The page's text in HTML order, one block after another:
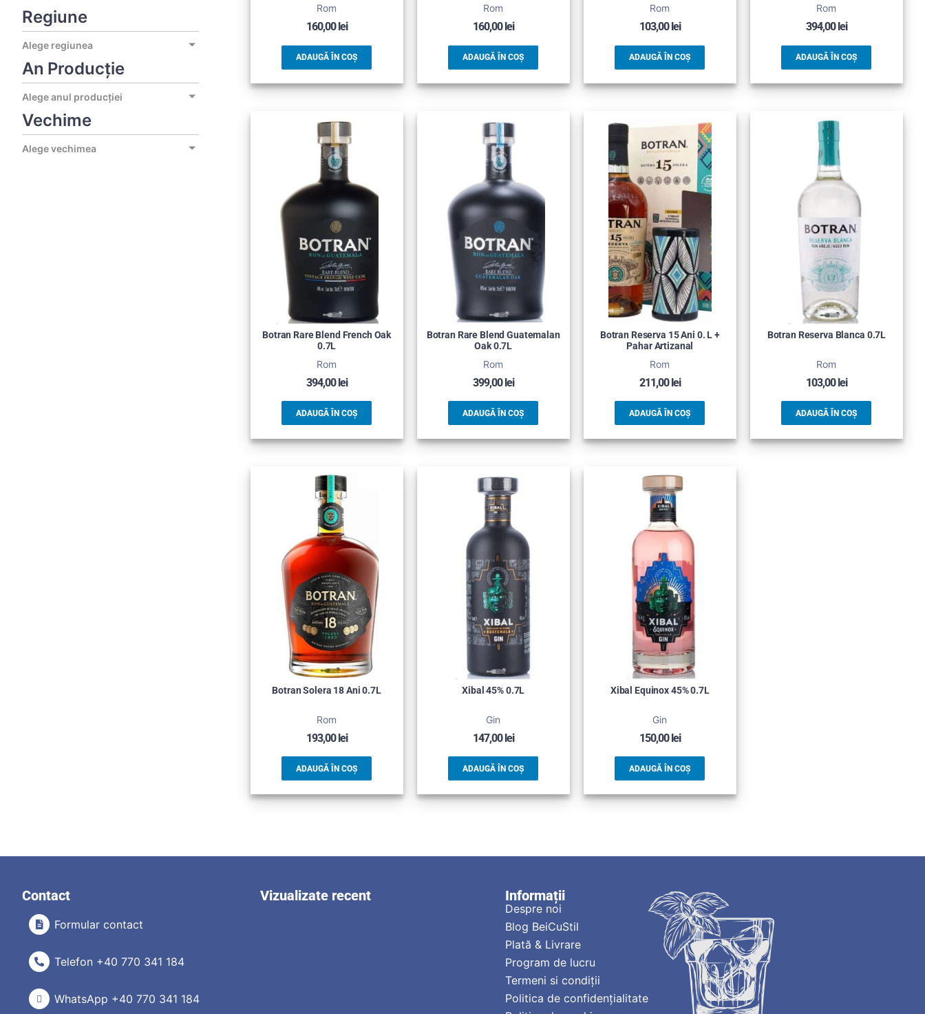
Regiune
Alege regiunea
An Producție
Alege anul producției
Vechime
Alege vechimea
Rom
160,00 lei
ADAUGĂ ÎN COȘ
Rom
160,00 lei
ADAUGĂ ÎN COȘ
Rom
103,00 lei
ADAUGĂ ÎN COȘ
Rom
394,00 lei
ADAUGĂ ÎN COȘ
Botran Rare Blend French Oak
0.7L
Rom
394,00lei
ADAUGĂ ÎN COȘ
Botran Rare Blend Guatemalan
Oak 0.7L
Rom
399,00lei
ADAUGĂ ÎN COȘ
Botran Reserva 15 Ani 0. L +
Pahar Artizanal
Rom
211,00lei
ADAUGĂ ÎN COȘ
Botran Reserva Blanca 0.7L
Rom
103,00lei
ADAUGĂ ÎN COȘ
Botran Solera 18 Ani 0.7L
Rom
193,00lei
ADAUGĂ ÎN COȘ
Xibal 45% 0.7L
Gin
147,00lei
ADAUGĂ ÎN COȘ
Xibal Equinox 45% 0.7L
Gin
150,00lei
ADAUGĂ ÎN COȘ
Contact
Formular contact
Telefon +40 770 341 184
WhatsApp +40 770 341 184
Vizualizate recent Informații
Despre noi
Blog BeiCuStil
Plată & Livrare
Program de lucru
Termeni si condiții
Politica de confidențialitate